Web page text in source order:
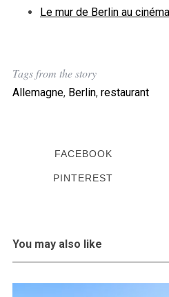
Le mur de Berlin au cinéma
Tags from the story
Allemagne, Berlin, restaurant
FACEBOOK
PINTEREST
You may also like